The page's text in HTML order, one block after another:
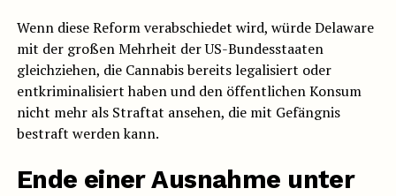
Wenn diese Reform verabschiedet wird, würde Delaware
mit der großen Mehrheit der US-Bundesstaaten
gleichziehen, die Cannabis bereits legalisiert oder
entkriminalisiert haben und den öffentlichen Konsum
nicht mehr als Straftat ansehen, die mit Gefängnis
bestraft werden kann.
Ende einer Ausnahme unter